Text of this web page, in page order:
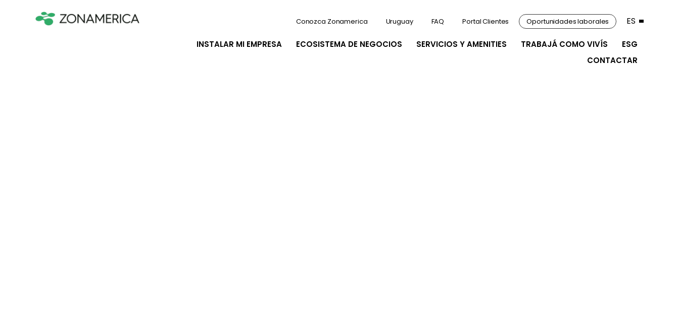
INSTALAR MI EMPRESA ECOSISTEMA DE NEGOCIOS SERVICIOS Y AMENITIES TRABAJÁ COMO VIVÍS
ESG
CONTACTAR
Conozca Zonamerica Uruguay FAQ Portal Clientes Oportunidades laborales ES